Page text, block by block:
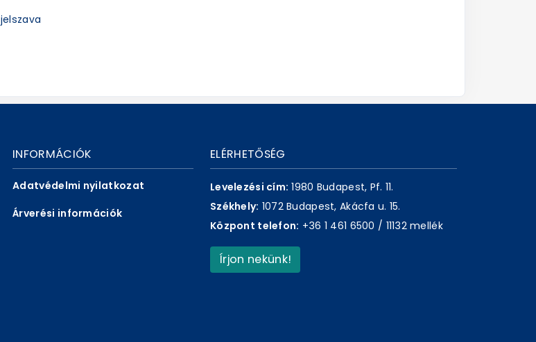
jelszava
INFORMÁCIÓK
Adatvédelmi nyilatkozat
Árverési információk
ELÉRHETŐSÉG
Levelezési cím: 1980 Budapest, Pf. 11.
Székhely: 1072 Budapest, Akácfa u. 15.
Központ telefon: +36 1 461 6500 / 11132 mellék
Írjon nekünk!